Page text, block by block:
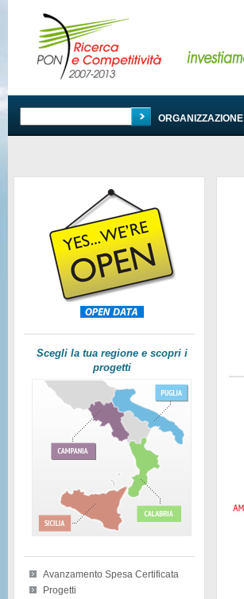
PROGRAMMA ORGANIZZAZIONE
Scegli la tua regione e scopri i
progetti
Avanzamento Spesa Certificata
Progetti